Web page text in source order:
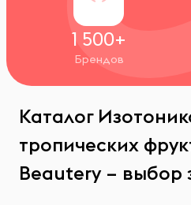
1 500+
Брендов
Каталог
тропических
Beautery – выбор